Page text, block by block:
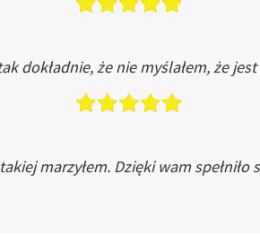
dokładnie, że nie myślałem, że
marzyłem. Dzięki wam spełniło